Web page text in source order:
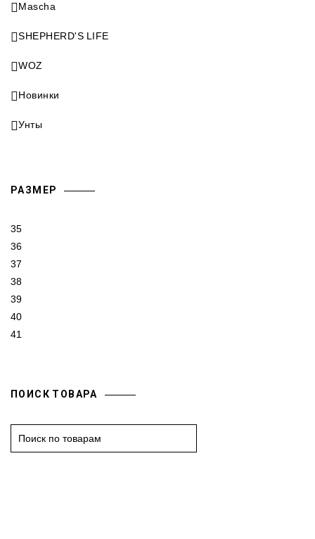
Mascha
SHEPHERD'S LIFE
WOZ
Новинки
Унты
РАЗМЕР
35
36
37
38
39
40
41
ПОИСК ТОВАРА
e